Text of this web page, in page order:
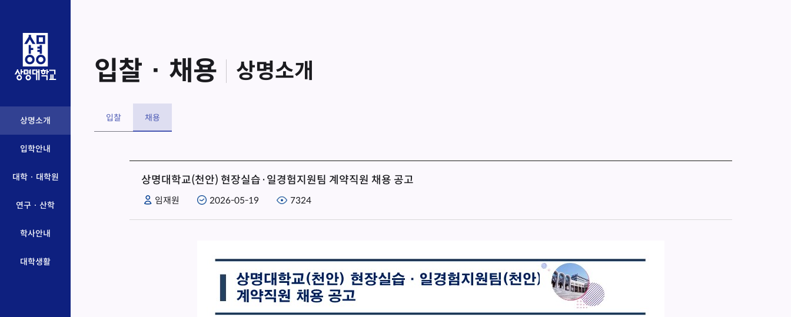
상명소개
입학안내
대학 · 대학원
연구 · 산학
학사안내
대학생활
입찰 · 채용 상명소개
입찰 채용
상명대학교(천안) 현장실습·일경험지원팀 계약직원 채용 공고
임재원 2026-05-19 7324